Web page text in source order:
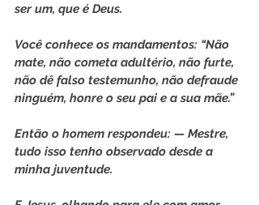
ser um, que é Deus.
Você conhece os mandamentos: “Não
mate, não cometa adultério, não furte,
não dê falso testemunho, não defraude
ninguém, honre o seu pai e a sua mãe.”
Então o homem respondeu: — Mestre,
tudo isso tenho observado desde a
minha juventude.